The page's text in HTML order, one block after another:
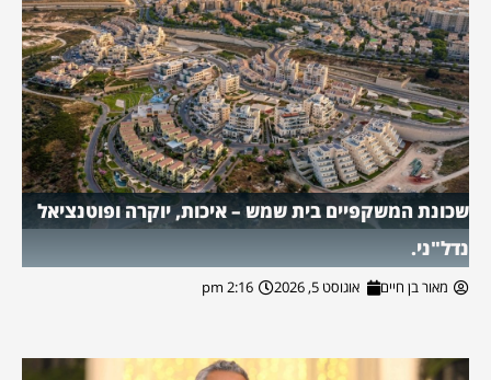
שכונת המשקפיים בית שמש – איכות, יוקרה ופוטנציאל
נדל"ני.
מאור בן חיים אוגוסט 5, 2026 2:16 pm